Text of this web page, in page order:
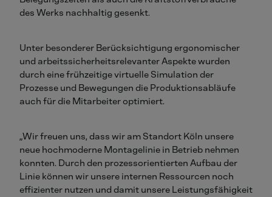
des Werks nachhaltig gesenkt.
Unter besonderer Berücksichtigung ergonomischer
und arbeitssicherheitsrelevanter Aspekte wurden
durch eine frühzeitige virtuelle Simulation der
Prozesse und Bewegungen die Produktionsabläufe
auch für die Mitarbeiter optimiert.
„Wir freuen uns, dass wir am Standort Köln unsere
neue hochmoderne Montagelinie in Betrieb nehmen
konnten. Durch den prozessorientierten Aufbau der
Linie können wir unsere internen Ressourcen noch
effizienter nutzen und damit unsere Leistungsfähigkeit